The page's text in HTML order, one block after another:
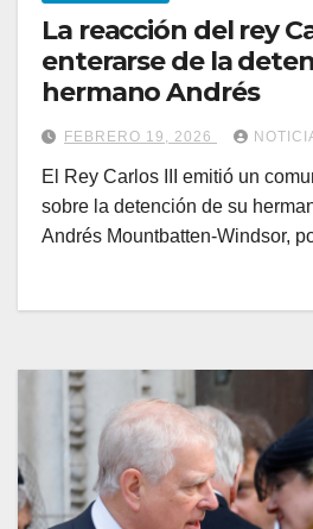
La reacción del rey
enterarse de la
hermano Andrés
FEBRERO 19, 2026
El Rey Carlos III emitió un
sobre la detención de su
Andrés Mountbatten-Windsor,